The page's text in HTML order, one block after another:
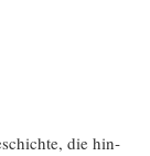
die hin­